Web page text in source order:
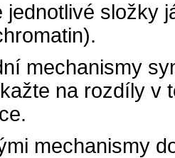
jednotlivé složky
mechanismy
na rozdíly v
mechanismy